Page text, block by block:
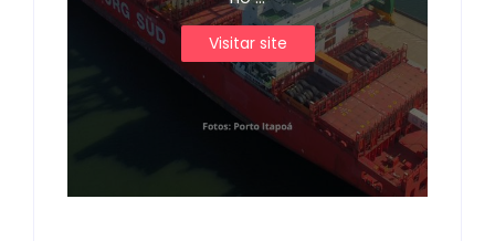
Visitar site